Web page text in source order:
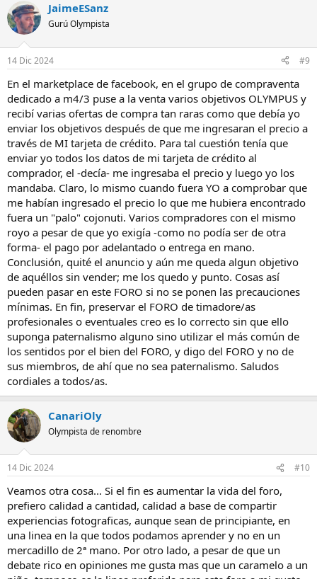
JaimeESanz
Gurú Olympista
14 Dic 2024 #9
En el marketplace de facebook, en el grupo de compraventa
dedicado a m4/3 puse a la venta varios objetivos OLYMPUS y
recibí varias ofertas de compra tan raras como que debía yo
enviar los objetivos después de que me ingresaran el precio a
través de MI tarjeta de crédito. Para tal cuestión tenía que
enviar yo todos los datos de mi tarjeta de crédito al
comprador, el -decía- me ingresaba el precio y luego yo los
mandaba. Claro, lo mismo cuando fuera YO a comprobar que
me habían ingresado el precio lo que me hubiera encontrado
fuera un "palo" cojonuti. Varios compradores con el mismo
royo a pesar de que yo exigía -como no podía ser de otra
forma- el pago por adelantado o entrega en mano.
Conclusión, quité el anuncio y aún me queda algun objetivo
de aquéllos sin vender; me los quedo y punto. Cosas así
pueden pasar en este FORO si no se ponen las precauciones
mínimas. En fin, preservar el FORO de timadore/as
profesionales o eventuales creo es lo correcto sin que ello
suponga paternalismo alguno sino utilizar el más común de
los sentidos por el bien del FORO, y digo del FORO y no de
sus miembros, de ahí que no sea paternalismo. Saludos
cordiales a todos/as.
CanariOly
Olympista de renombre
14 Dic 2024 #10
Veamos otra cosa... Si el fin es aumentar la vida del foro,
prefiero calidad a cantidad, calidad a base de compartir
experiencias fotograficas, aunque sean de principiante, en
una linea en la que todos podamos aprender y no en un
mercadillo de 2ª mano. Por otro lado, a pesar de que un
debate rico en opiniones me gusta mas que un caramelo a un